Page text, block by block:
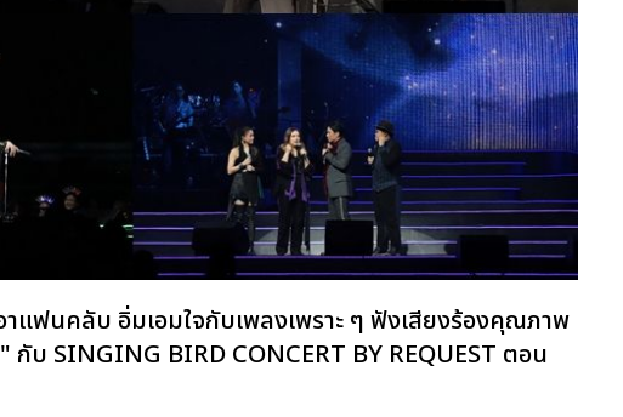
แฟนคลับ อิ่มเอมใจกับเพลงเพราะ ๆ ฟังเสียงร้องคุณภาพ
บ SINGING BIRD CONCERT BY REQUEST ตอน